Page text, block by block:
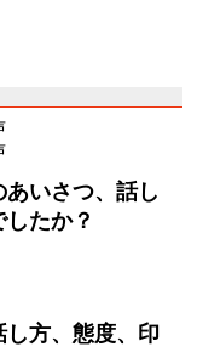
いさつ、話し
たか？
方、態度、印